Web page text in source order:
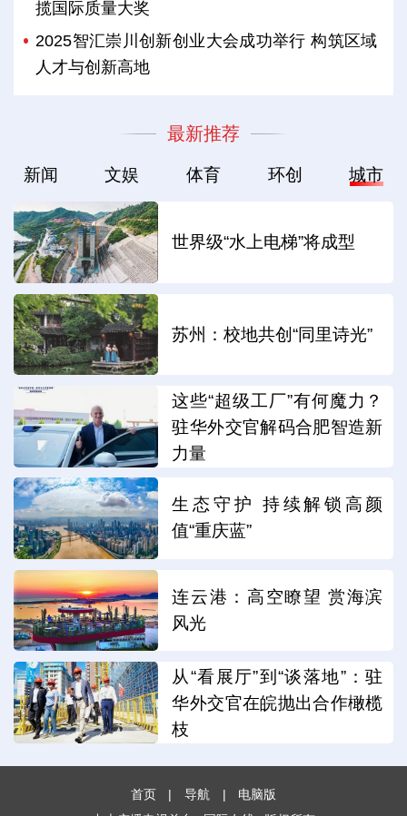
揽国际质量大奖
2025智汇崇川创新创业大会成功举行 构筑区域
人才与创新高地
最新推荐
新闻 文娱 体育 环创 城市
世界级“水上电梯”将成型
苏州：校地共创“同里诗光”
这些“超级工厂”有何魔力？
驻华外交官解码合肥智造新
力量
生态守护 持续解锁高颜
值“重庆蓝”
连云港：高空瞭望 赏海滨
风光
从“看展厅”到“谈落地”：驻
华外交官在皖抛出合作橄榄
枝
首页 | 导航 |
电脑版